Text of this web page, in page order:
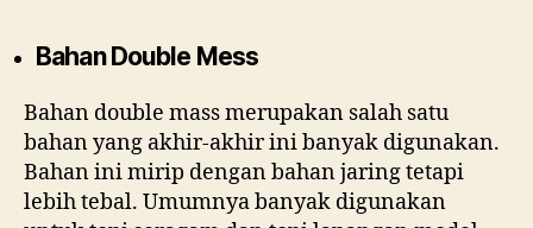
Bahan Double Mess
Bahan double mass merupakan salah satu
bahan yang akhir-akhir ini banyak digunakan.
Bahan ini mirip dengan bahan jaring tetapi
lebih tebal. Umumnya banyak digunakan